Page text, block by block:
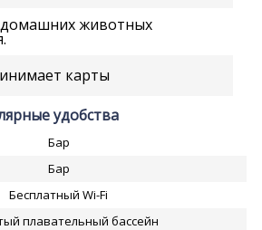
животных
карты
удобства
Бар
Бар
Бесплатный Wi-Fi
плавательный бассейн